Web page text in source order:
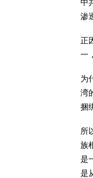
中
渗
正
一
为
湾
捆
所
族
是
是